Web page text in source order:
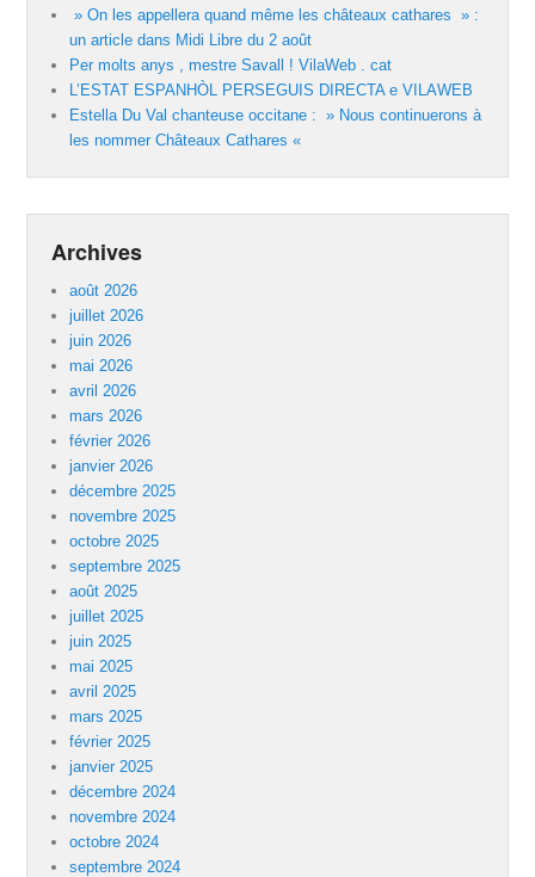
» On les appellera quand même les châteaux cathares » :
un article dans Midi Libre du 2 août
Per molts anys , mestre Savall ! VilaWeb . cat
L’ESTAT ESPANHÒL PERSEGUIS DIRECTA e VILAWEB
Estella Du Val chanteuse occitane : » Nous continuerons à
les nommer Châteaux Cathares «
Archives
août 2026
juillet 2026
juin 2026
mai 2026
avril 2026
mars 2026
février 2026
janvier 2026
décembre 2025
novembre 2025
octobre 2025
septembre 2025
août 2025
juillet 2025
juin 2025
mai 2025
avril 2025
mars 2025
février 2025
janvier 2025
décembre 2024
novembre 2024
octobre 2024
septembre 2024